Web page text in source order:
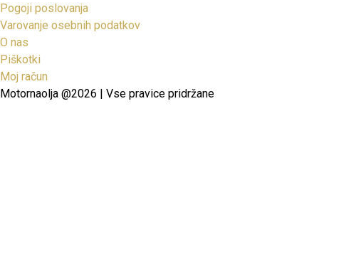
Pogoji poslovanja
Varovanje osebnih podatkov
O nas
Piškotki
Moj račun
Motornaolja @2026 | Vse pravice pridržane